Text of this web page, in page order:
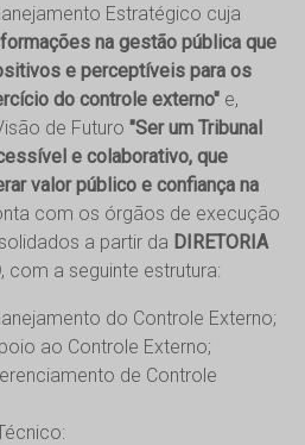
Estratégico cuja
na gestão pública que
e perceptíveis para os
do controle externo" e,
de Futuro "Ser um Tribunal
e colaborativo, que
valor público e confiança na
com os órgãos de execução
a partir da DIRETORIA
, com a seguinte estrutura:
do Controle Externo;
ao Controle Externo;
de Controle